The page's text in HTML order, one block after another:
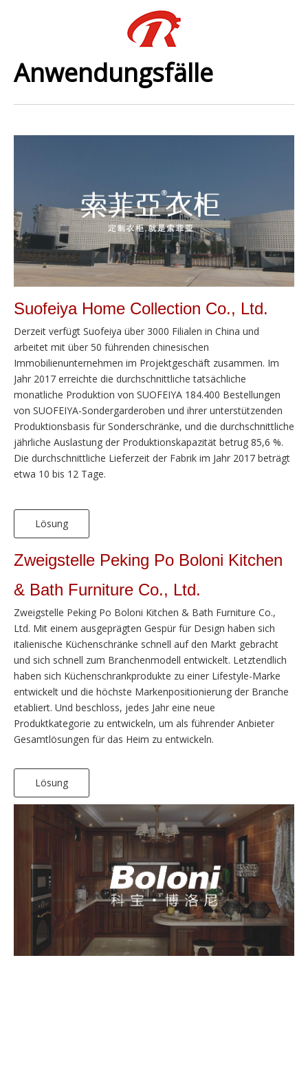
Anwendungsfälle
Suofeiya Home Collection Co., Ltd.
Derzeit verfügt Suofeiya über 3000 Filialen in China und
arbeitet mit über 50 führenden chinesischen
Immobilienunternehmen im Projektgeschäft zusammen. Im
Jahr 2017 erreichte die durchschnittliche tatsächliche
monatliche Produktion von SUOFEIYA 184.400 Bestellungen
von SUOFEIYA-Sondergarderoben und ihrer unterstützenden
Produktionsbasis für Sonderschränke, und die durchschnittliche
jährliche Auslastung der Produktionskapazität betrug 85,6 %.
Die durchschnittliche Lieferzeit der Fabrik im Jahr 2017 beträgt
etwa 10 bis 12 Tage.
Lösung
Zweigstelle Peking Po Boloni Kitchen
& Bath Furniture Co., Ltd.
Zweigstelle Peking Po Boloni Kitchen & Bath Furniture Co.,
Ltd. Mit einem ausgeprägten Gespür für Design haben sich
italienische Küchenschränke schnell auf den Markt gebracht
und sich schnell zum Branchenmodell entwickelt. Letztendlich
haben sich Küchenschrankprodukte zu einer Lifestyle-Marke
entwickelt und die höchste Markenpositionierung der Branche
etabliert. Und beschloss, jedes Jahr eine neue
Produktkategorie zu entwickeln, um als führender Anbieter
Gesamtlösungen für das Heim zu entwickeln.
Lösung